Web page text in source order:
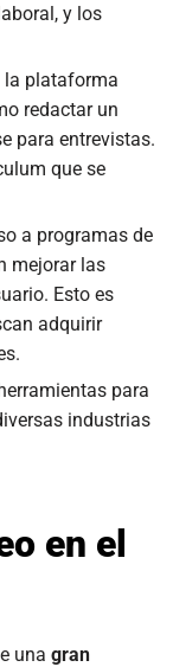
y los
la plataforma
redactar un
para entrevistas.
que se
a programas de
mejorar las
Esto es
adquirir
para
industrias
en el
una gran